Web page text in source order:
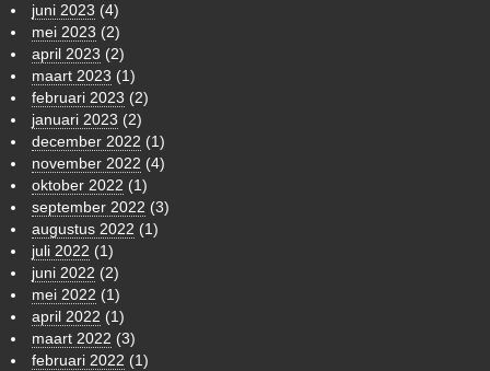
juni 2023 (4)
mei 2023 (2)
april 2023 (2)
maart 2023 (1)
februari 2023 (2)
januari 2023 (2)
december 2022 (1)
november 2022 (4)
oktober 2022 (1)
september 2022 (3)
augustus 2022 (1)
juli 2022 (1)
juni 2022 (2)
mei 2022 (1)
april 2022 (1)
maart 2022 (3)
februari 2022 (1)